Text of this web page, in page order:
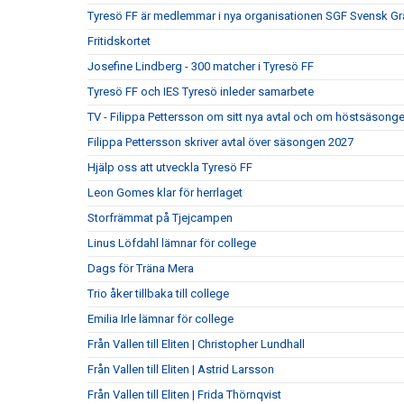
Tyresö FF är medlemmar i nya organisationen SGF Svensk
Fritidskortet
Josefine Lindberg - 300 matcher i Tyresö FF
Tyresö FF och IES Tyresö inleder samarbete
TV - Filippa Pettersson om sitt nya avtal och om
Filippa Pettersson skriver avtal över säsongen 2027
Hjälp oss att utveckla Tyresö FF
Leon Gomes klar för herrlaget
Storfrämmat på Tjejcampen
Linus Löfdahl lämnar för college
Dags för Träna Mera
Trio åker tillbaka till college
Emilia Irle lämnar för college
Från Vallen till Eliten | Christopher Lundhall
Från Vallen till Eliten | Astrid Larsson
Från Vallen till Eliten | Frida Thörnqvist